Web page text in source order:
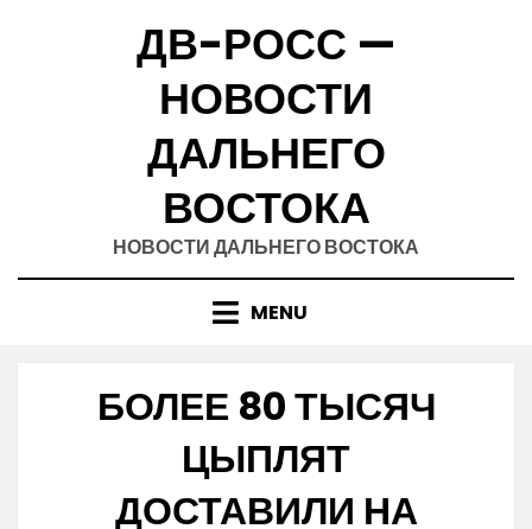
ДВ-РОСС —
НОВОСТИ
ДАЛЬНЕГО
ВОСТОКА
НОВОСТИ ДАЛЬНЕГО ВОСТОКА
MENU
БОЛЕЕ 80 ТЫСЯЧ
ЦЫПЛЯТ
ДОСТАВИЛИ НА